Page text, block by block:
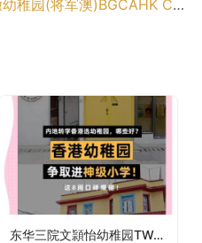
Kindergarten (Tseung Kwan O)（西贡区幼稚园）
东华三院文頴怡幼稚园TWGHs Ginny Man Kindergarten（北区幼稚园）